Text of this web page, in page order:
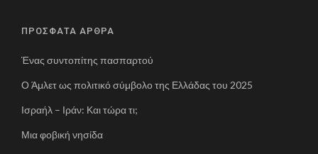
ΠΡΟΣΦΑΤΑ ΑΡΘΡΑ
Ένας συντοπίτης πασπαρτού
Ο Άμλετ ως πολιτικό σύμβολο της Ελλάδας του 2025
Ισραήλ – Ιράν: Και τώρα τι;
Μια φοβική νησίδα